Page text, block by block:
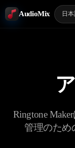
AudioMix
Ringtone
管理のため